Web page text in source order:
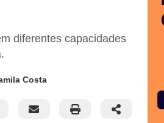
diferentes capacidades
Costa